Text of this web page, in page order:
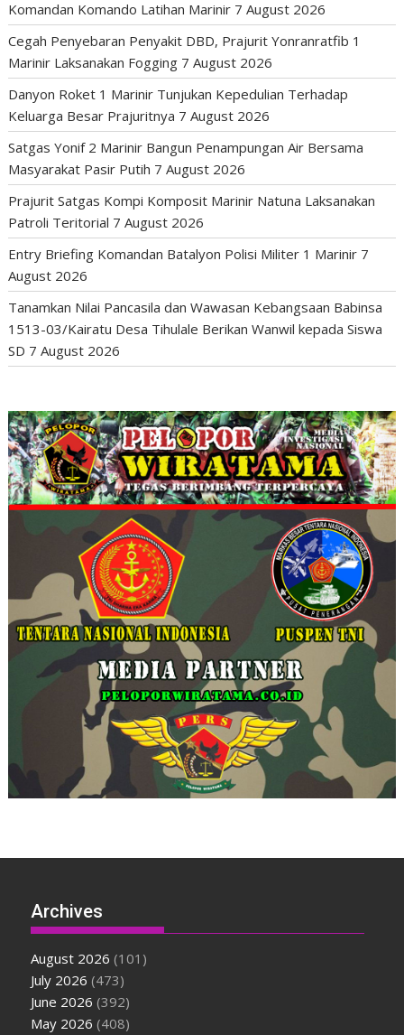
Komandan Komando Latihan Marinir 7 August 2026
Cegah Penyebaran Penyakit DBD, Prajurit Yonranratfib 1
Marinir Laksanakan Fogging 7 August 2026
Danyon Roket 1 Marinir Tunjukan Kepedulian Terhadap
Keluarga Besar Prajuritnya 7 August 2026
Satgas Yonif 2 Marinir Bangun Penampungan Air Bersama
Masyarakat Pasir Putih 7 August 2026
Prajurit Satgas Kompi Komposit Marinir Natuna Laksanakan
Patroli Teritorial 7 August 2026
Entry Briefing Komandan Batalyon Polisi Militer 1 Marinir 7
August 2026
Tanamkan Nilai Pancasila dan Wawasan Kebangsaan Babinsa
1513-03/Kairatu Desa Tihulale Berikan Wanwil kepada Siswa
SD 7 August 2026
Archives
August 2026 (101)
July 2026 (473)
June 2026 (392)
May 2026 (408)